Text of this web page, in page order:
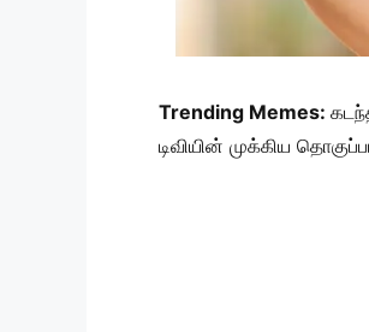
Trending Memes:
டிவியின் முக்கிய